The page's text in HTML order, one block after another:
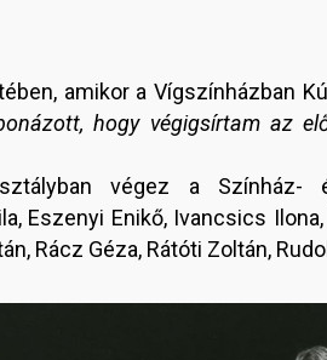
amikor a Vígszínházban
hogy végigsírtam az
végez a Színház-
Eszenyi Enikő, Ivancsics
Rácz Géza, Rátóti Zoltán,